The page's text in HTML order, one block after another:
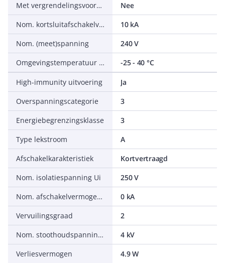
Met vergrendelingsvoorziening
Nee
Nom. kortsluitafschakelvermogen Icn volgens EN 61009-1
10 kA
Nom. (meet)spanning
240 V
Omgevingstemperatuur tijdens bedrijf
-25 - 40 °C
High-immunity uitvoering
Ja
Overspanningscategorie
3
Energiebegrenzingsklasse
3
Type lekstroom
A
Afschakelkarakteristiek
Kortvertraagd
Nom. isolatiespanning Ui
250 V
Nom. afschakelvermogen IEC 60947-2
0 kA
Vervuilingsgraad
2
Nom. stoothoudspanning (Uimp)
4 kV
Verliesvermogen
4.9 W